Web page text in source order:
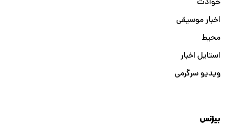
حوادث
اخبار موسیقی
محیط
استایل اخبار
ویدیو سرگرمی
بیزنس